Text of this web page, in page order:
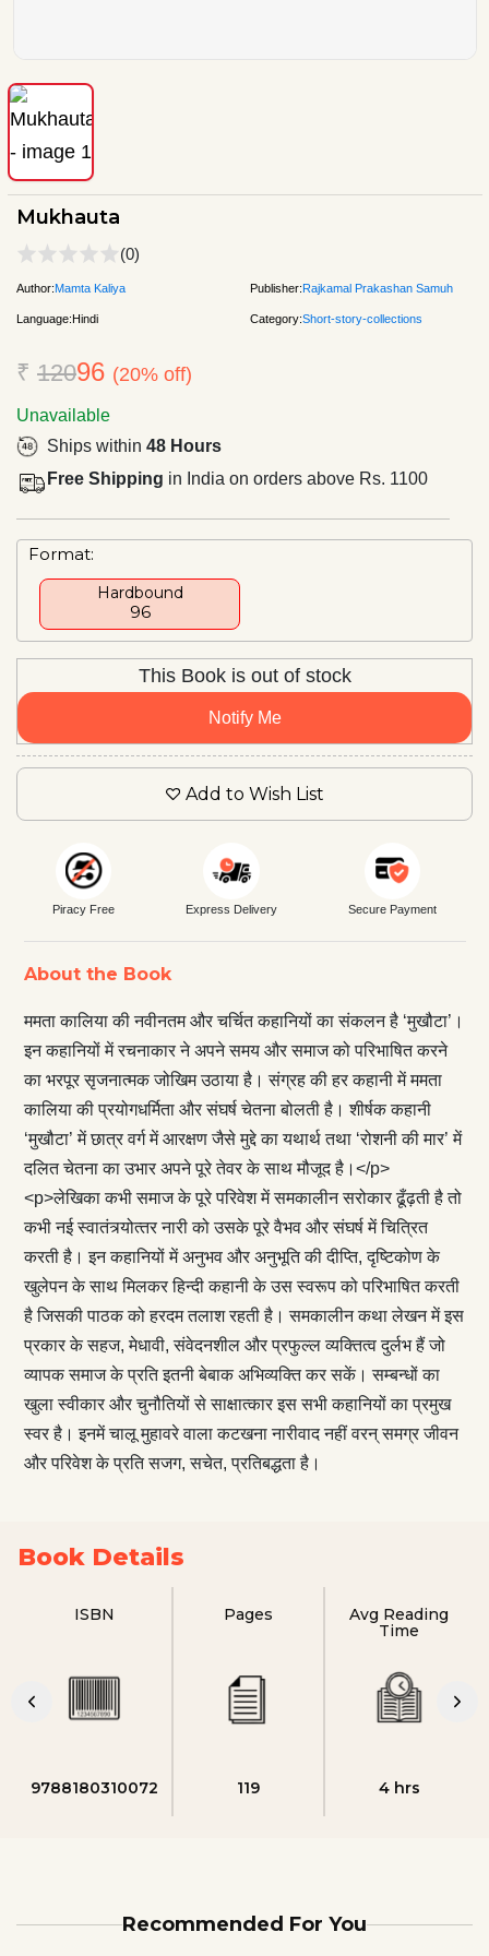
Mukhauta
(0)
Author:Mamta Kaliya Publisher:Rajkamal Prakashan Samuh
Language:Hindi Category:Short-story-collections
₹ 12096 (20% off)
Unavailable
Ships within 48 Hours
Free Shipping in India on orders above Rs. 1100
Format:
Hardbound
₹96
This Book is out of stock
Notify Me
Add to Wish List
Piracy Free Express Delivery Secure Payment
About the Book
ममता कालिया की नवीनतम और चर्चित कहानियों का संकलन है ‘मुखौटा’।
इन कहानियों में रचनाकार ने अपने समय और समाज को परिभाषित करने
का भरपूर सृजनात्मक जोखिम उठाया है। संग्रह की हर कहानी में ममता
कालिया की प्रयोगधर्मिता और संघर्ष चेतना बोलती है। शीर्षक कहानी
‘मुखौटा’ में छात्र वर्ग में आरक्षण जैसे मुद्दे का यथार्थ तथा ‘रोशनी की मार’ में
दलित चेतना का उभार अपने पूरे तेवर के साथ मौजूद है।</p>
<p>लेखिका कभी समाज के पूरे परिवेश में समकालीन सरोकार ढूँढ़ती है तो
कभी नई स्वातंत्र्योत्‍तर नारी को उसके पूरे वैभव और संघर्ष में चित्रित
करती है। इन कहानियों में अनुभव और अनुभूति की दीप्ति, दृष्टिकोण के
खुलेपन के साथ मिलकर हिन्दी कहानी के उस स्वरूप को परिभाषित करती
है जिसकी पाठक को हरदम तलाश रहती है। समकालीन कथा लेखन में इस
प्रकार के सहज, मेधावी, संवेदनशील और प्रफुल्ल व्यक्तित्व दुर्लभ हैं जो
व्यापक समाज के प्रति इतनी बेबाक अभिव्यक्ति कर सकें। सम्बन्धों का
खुला स्वीकार और चुनौतियों से साक्षात्कार इस सभी कहानियों का प्रमुख
स्वर है। इनमें चालू मुहावरे वाला कटखना नारीवाद नहीं वरन् समग्र जीवन
और परिवेश के प्रति सजग, सचेत, प्रतिबद्धता है।
Book Details
ISBN
9788180310072
Pages
119
Avg Reading
Time
4 hrs
Recommended For You